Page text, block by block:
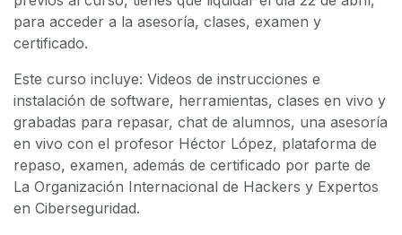
para acceder a la asesoría, clases, examen y
certificado.
Este curso incluye: Videos de instrucciones e
instalación de software, herramientas, clases en vivo y
grabadas para repasar, chat de alumnos, una asesoría
en vivo con el profesor Héctor López, plataforma de
repaso, examen, además de certificado por parte de
La Organización Internacional de Hackers y Expertos
en Ciberseguridad.